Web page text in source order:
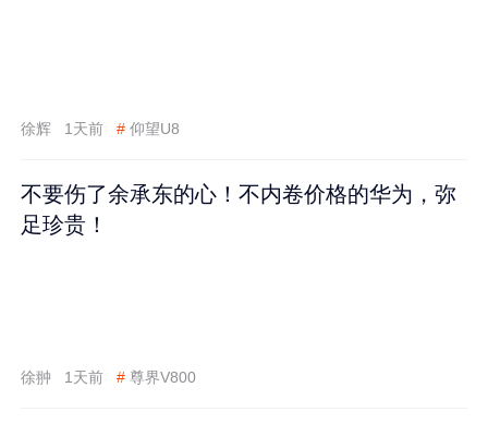
徐辉 1天前 # 仰望U8
不要伤了余承东的心！不内卷价格的华为，弥
足珍贵！
徐翀 1天前 # 尊界V800